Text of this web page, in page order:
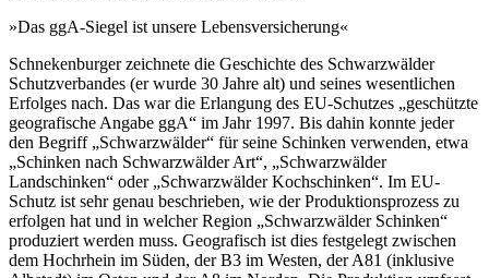
»Das ggA-Siegel ist unsere Lebens­versicherung«
Schnekenburger zeichnete die Geschichte des Schwarzwälder
Schutzverbandes (er wurde 30 Jahre alt) und seines wesentlichen
Erfolges nach. Das war die Erlangung des EU-Schutzes „geschützte
geografische Angabe ggA“ im Jahr 1997. Bis dahin konnte jeder
den Begriff „Schwarzwälder“ für seine Schinken verwenden, etwa
„Schinken nach Schwarzwälder Art“, „Schwarzwälder
Landschinken“ oder „Schwarzwälder Kochschinken“. Im EU-
Schutz ist sehr genau beschrieben, wie der Produktionsprozess zu
erfolgen hat und in welcher Region „Schwarzwälder Schinken“
produziert werden muss. Geografisch ist dies festgelegt zwischen
dem Hochrhein im Süden, der B3 im Westen, der A81 (inklusive